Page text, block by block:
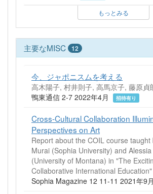
もっとみる
主要なMISC 12
今、ジャポニスムを考える
高木陽子, 村井則子, 高馬京子, 藤原貞
鴨東通信 2-7 2022年4月
招待有り
Cross-Cultural Collaboration
Perspectives on Art
Report about the COIL course taught
Murai (Sophia University) and
(University of Montana) in "The
Collaborative International Education"
Sophia Magazine 12 11-11 2021年9月